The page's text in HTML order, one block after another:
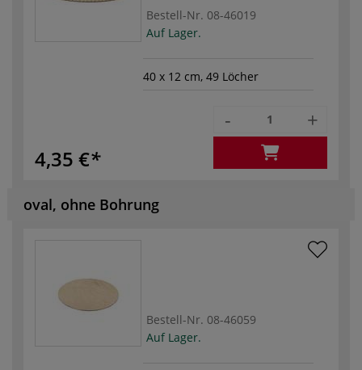
Bestell-Nr. 08-46019
Auf Lager.
40 x 12 cm, 49 Löcher
4,35 €
- +
oval, ohne Bohrung
Bestell-Nr. 08-46059
Auf Lager.